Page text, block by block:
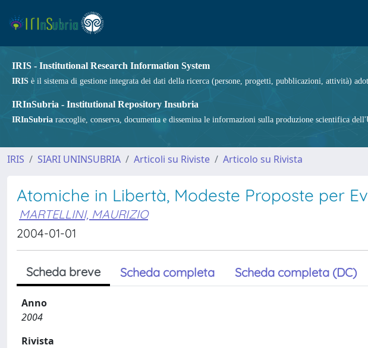
IRIS - Institutional Research Information System
IRIS è il sistema di gestione integrata dei dati della ricerca (persone, progetti, pubblicazioni, attività)
IRInSubria - Institutional Repository Insubria
IRInSubria raccoglie, conserva, documenta e dissemina le informazioni sulla produzione scientifica
IRIS SIARI UNINSUBRIA Articoli su Riviste Articolo su Rivista
Atomiche in Libertà, Modeste Proposte per
MARTELLINI, MAURIZIO
2004-01-01
Scheda breve Scheda completa Scheda completa (DC)
Anno
2004
Rivista